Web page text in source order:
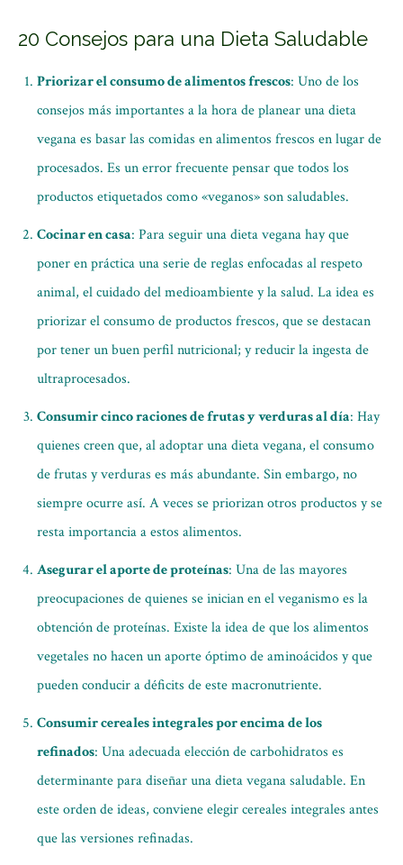
20 Consejos para una Dieta Saludable
Priorizar el consumo de alimentos frescos: Uno de los
consejos más importantes a la hora de planear una dieta
vegana es basar las comidas en alimentos frescos en lugar de
procesados. Es un error frecuente pensar que todos los
productos etiquetados como «veganos» son saludables.
Cocinar en casa: Para seguir una dieta vegana hay que
poner en práctica una serie de reglas enfocadas al respeto
animal, el cuidado del medioambiente y la salud. La idea es
priorizar el consumo de productos frescos, que se destacan
por tener un buen perfil nutricional; y reducir la ingesta de
ultraprocesados.
Consumir cinco raciones de frutas y verduras al día: Hay
quienes creen que, al adoptar una dieta vegana, el consumo
de frutas y verduras es más abundante. Sin embargo, no
siempre ocurre así. A veces se priorizan otros productos y se
resta importancia a estos alimentos.
Asegurar el aporte de proteínas: Una de las mayores
preocupaciones de quienes se inician en el veganismo es la
obtención de proteínas. Existe la idea de que los alimentos
vegetales no hacen un aporte óptimo de aminoácidos y que
pueden conducir a déficits de este macronutriente.
Consumir cereales integrales por encima de los
refinados: Una adecuada elección de carbohidratos es
determinante para diseñar una dieta vegana saludable. En
este orden de ideas, conviene elegir cereales integrales antes
que las versiones refinadas.